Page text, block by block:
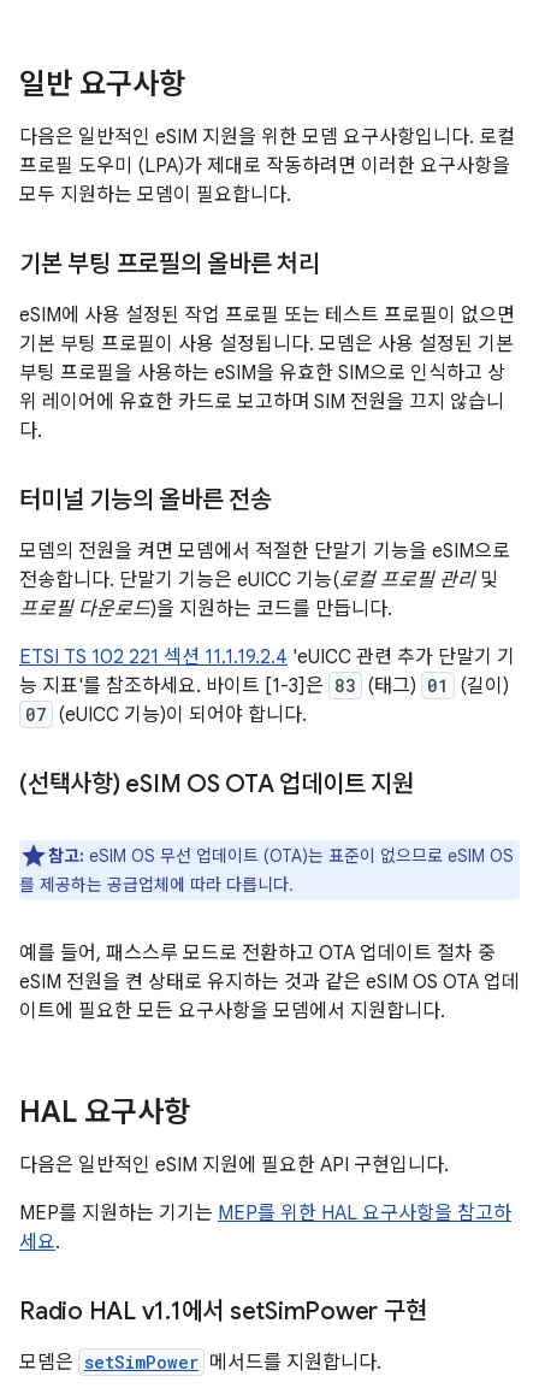
일반 요구사항
다음은 일반적인 eSIM 지원을 위한 모뎀 요구사항입니다. 로컬
프로필 도우미 (LPA)가 제대로 작동하려면 이러한 요구사항을
모두 지원하는 모뎀이 필요합니다.
기본 부팅 프로필의 올바른 처리
eSIM에 사용 설정된 작업 프로필 또는 테스트 프로필이 없으면
기본 부팅 프로필이 사용 설정됩니다. 모뎀은 사용 설정된 기본
부팅 프로필을 사용하는 eSIM을 유효한 SIM으로 인식하고 상
위 레이어에 유효한 카드로 보고하며 SIM 전원을 끄지 않습니
다.
터미널 기능의 올바른 전송
모뎀의 전원을 켜면 모뎀에서 적절한 단말기 기능을 eSIM으로
전송합니다. 단말기 기능은 eUICC 기능(로컬 프로필 관리및
프로필 다운로드)을 지원하는 코드를 만듭니다.
ETSI TS 102 221 섹션 11.1.19.2.4 'eUICC 관련 추가 단말기 기
능 지표'를 참조하세요. 바이트 [1-3]은 83 (태그) 01 (길이)
07 (eUICC 기능)이 되어야 합니다.
(선택사항) eSIM OS OTA 업데이트 지원
참고: eSIM OS 무선 업데이트 (OTA)는 표준이 없으므로 eSIM OS
를 제공하는 공급업체에 따라 다릅니다.
예를 들어, 패스스루 모드로 전환하고 OTA 업데이트 절차 중
eSIM 전원을 켠 상태로 유지하는 것과 같은 eSIM OS OTA 업데
이트에 필요한 모든 요구사항을 모뎀에서 지원합니다.
HAL 요구사항
다음은 일반적인 eSIM 지원에 필요한 API 구현입니다.
MEP를 지원하는 기기는 MEP를 위한 HAL 요구사항을 참고하
세요.
Radio HAL v1.1에서 setSimPower 구현
모뎀은 setSimPower 메서드를 지원합니다.